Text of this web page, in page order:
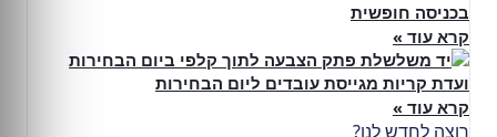
בכניסה חופשית
קרא עוד »
ועדת קריות מגייסת עובדים ליום הבחירות
קרא עוד »
רוצה לחדש לנו?